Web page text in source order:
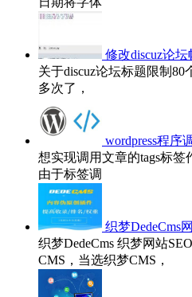
修改discuz论
关于discuz论坛标题限制
多次了，
wordpress程序
想实现调用文章的tags标签
由于标签调
织梦DedeCms
织梦DedeCms 织梦网站
CMS，当选织梦CMS，